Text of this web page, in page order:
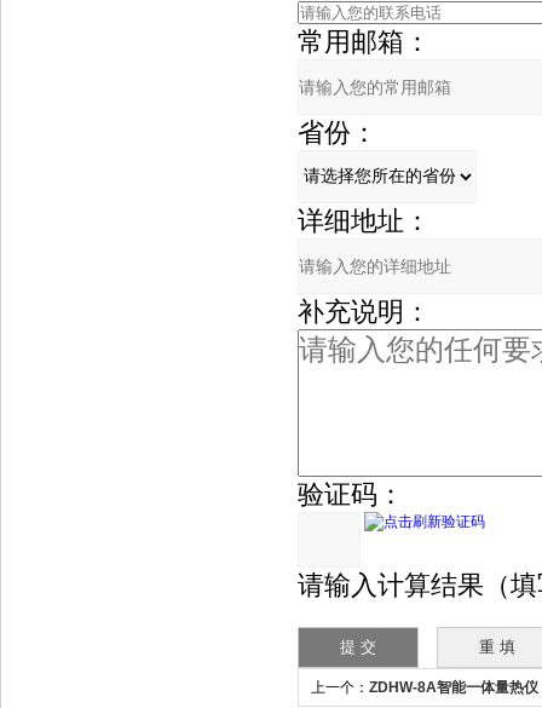
常用邮箱：
省份：
详细地址：
补充说明：
验证码：
请输入计算结果（填写
上一个： ZDHW-8A智能一体量热